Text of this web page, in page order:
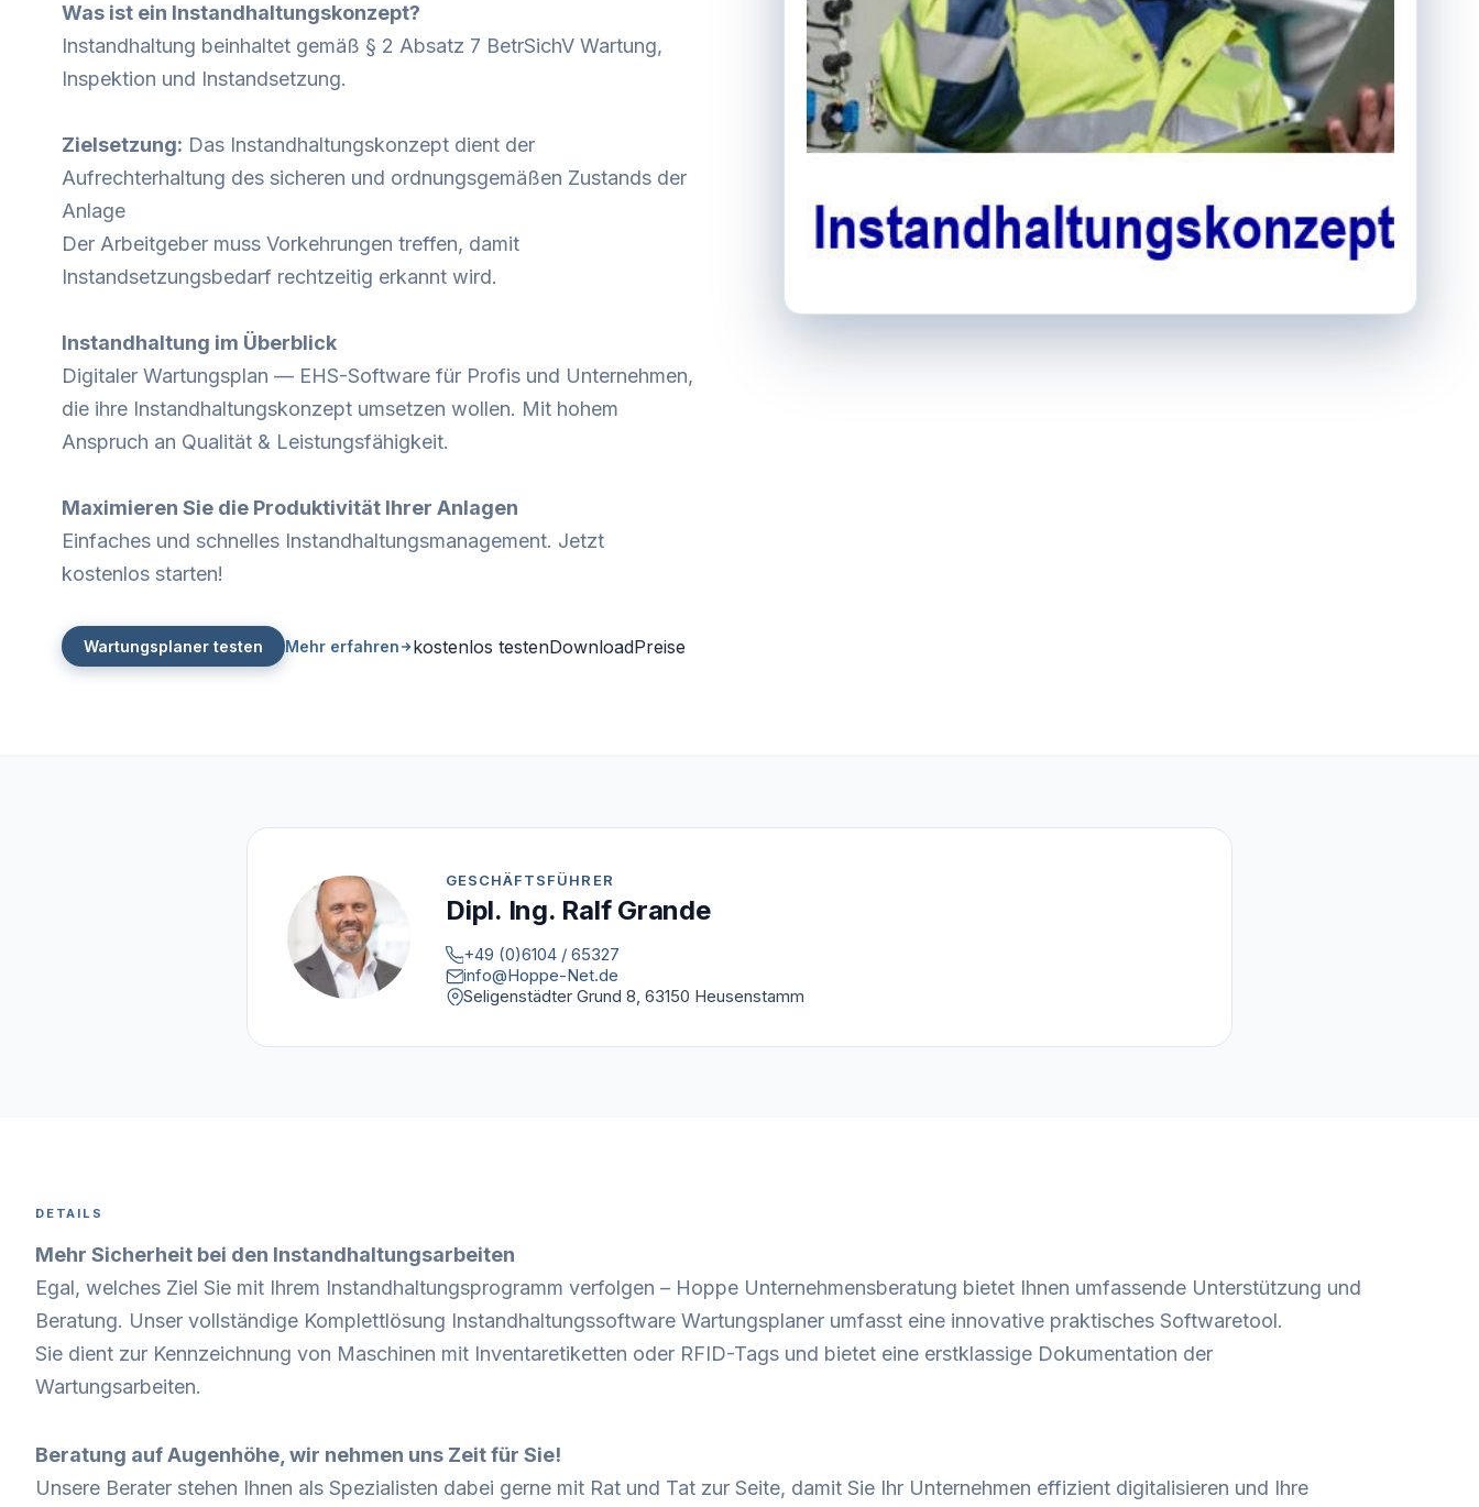
Was ist ein Instandhaltungskonzept?
Instandhaltung beinhaltet gemäß § 2 Absatz 7 BetrSichV Wartung,
Inspektion und Instandsetzung.
Zielsetzung: Das Instandhaltungskonzept dient der
Aufrechterhaltung des sicheren und ordnungsgemäßen Zustands der
Anlage
Der Arbeitgeber muss Vorkehrungen treffen, damit
Instandsetzungsbedarf rechtzeitig erkannt wird.
Instandhaltung im Überblick
Digitaler Wartungsplan — EHS-Software für Profis und Unternehmen,
die ihre Instandhaltungskonzept umsetzen wollen. Mit hohem
Anspruch an Qualität & Leistungsfähigkeit.
Maximieren Sie die Produktivität Ihrer Anlagen
Einfaches und schnelles Instandhaltungsmanagement. Jetzt
kostenlos starten!
Wartungsplaner testen Mehr erfahren kostenlos testenDownloadPreise
GESCHÄFTSFÜHRER
Dipl. Ing. Ralf Grande
+49 (0)6104 / 65327
info@Hoppe-Net.de
Seligenstädter Grund 8, 63150 Heusenstamm
DETAILS
Mehr Sicherheit bei den Instandhaltungsarbeiten
Egal, welches Ziel Sie mit Ihrem Instandhaltungsprogramm verfolgen – Hoppe Unternehmensberatung bietet Ihnen umfassende Unterstützung und
Beratung. Unser vollständige Komplettlösung Instandhaltungssoftware Wartungsplaner umfasst eine innovative praktisches Softwaretool.
Sie dient zur Kennzeichnung von Maschinen mit Inventaretiketten oder RFID-Tags und bietet eine erstklassige Dokumentation der
Wartungsarbeiten.
Beratung auf Augenhöhe, wir nehmen uns Zeit für Sie!
Unsere Berater stehen Ihnen als Spezialisten dabei gerne mit Rat und Tat zur Seite, damit Sie Ihr Unternehmen effizient digitalisieren und Ihre